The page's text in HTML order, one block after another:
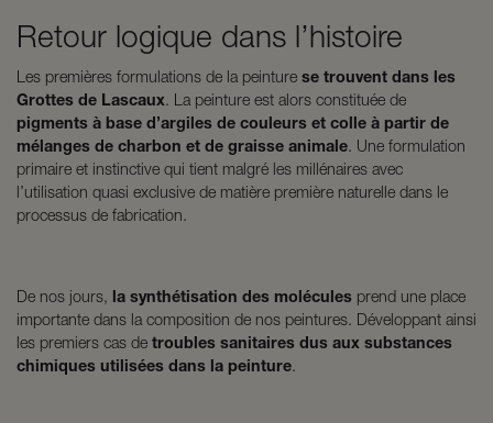
Retour logique dans l’histoire
Les premières formulations de la peinture se trouvent dans les
Grottes de Lascaux. La peinture est alors constituée de
pigments à base d’argiles de couleurs et colle à partir de
mélanges de charbon et de graisse animale. Une formulation
primaire et instinctive qui tient malgré les millénaires avec
l’utilisation quasi exclusive de matière première naturelle dans le
processus de fabrication.
De nos jours, la synthétisation des molécules prend une place
importante dans la composition de nos peintures. Développant ainsi
les premiers cas de troubles sanitaires dus aux substances
chimiques utilisées dans la peinture.